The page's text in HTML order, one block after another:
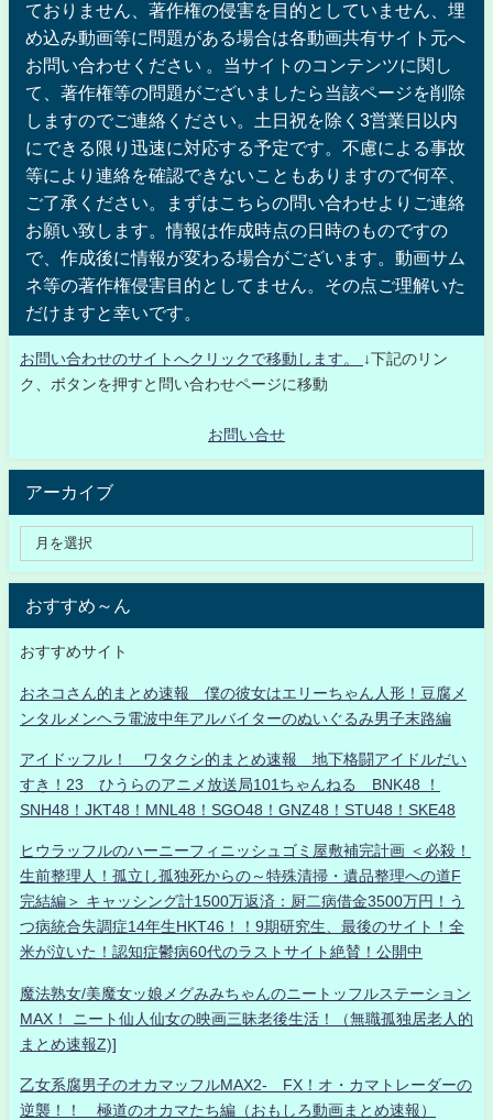
ておりません、著作権の侵害を目的としていません、埋
め込み動画等に問題がある場合は各動画共有サイト元へ
お問い合わせください 。当サイトのコンテンツに関し
て、著作権等の問題がございましたら当該ページを削除
しますのでご連絡ください。土日祝を除く3営業日以内
にできる限り迅速に対応する予定です。不慮による事故
等により連絡を確認できないこともありますので何卒、
ご了承ください。まずはこちらの問い合わせよりご連絡
お願い致します。情報は作成時点の日時のものですの
で、作成後に情報が変わる場合がございます。動画サム
ネ等の著作権侵害目的としてません。その点ご理解いた
だけますと幸いです。
お問い合わせのサイトへクリックで移動します。
↓下記のリン
ク、ボタンを押すと問い合わせページに移動
お問い合せ
アーカイブ
おすすめ～ん
おすすめサイト
おネコさん的まとめ速報 僕の彼女はエリーちゃん人形！豆腐メ
ンタルメンヘラ電波中年アルバイターのぬいぐるみ男子末路編
アイドッフル！ ワタクシ的まとめ速報 地下格闘アイドルだい
すき！23 ひうらのアニメ放送局101ちゃんねる BNK48 ！
SNH48！JKT48！MNL48！SGO48！GNZ48！STU48！SKE48
ヒウラッフルのハーニーフィニッシュゴミ屋敷補完計画 ＜必殺！
生前整理人！孤立し孤独死からの～特殊清掃・遺品整理への道F
完結編＞ キャッシング計1500万返済：厨二病借金3500万円！う
つ病統合失調症14年生HKT46！！9期研究生、最後のサイト！全
米が泣いた！認知症鬱病60代のラストサイト絶賛！公開中
魔法熟女/美魔女ッ娘メグみみちゃんのニートッフルステーション
MAX！ ニート仙人仙女の映画三昧老後生活！（無職孤独居老人的
まとめ速報Z)]
乙女系腐男子のオカマッフルMAX2- FX！オ・カマトレーダーの
逆襲！！ 極道のオカマたち編（おもしろ動画まとめ速報）